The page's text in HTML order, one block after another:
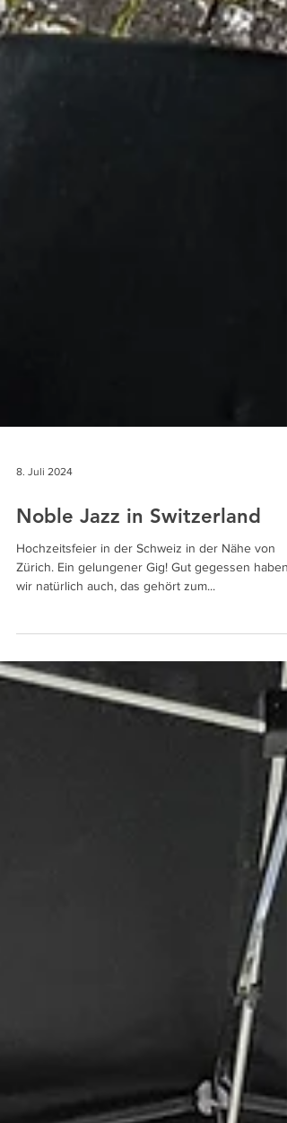
8. Juli 2024
Noble Jazz in Switzerland
Hochzeitsfeier in der Schweiz in der Nähe von